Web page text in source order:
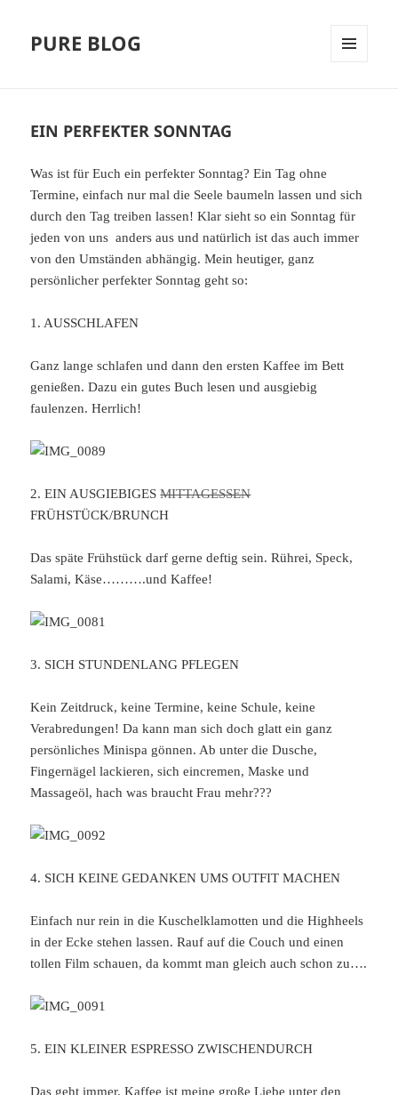
PURE BLOG
EIN PERFEKTER SONNTAG
Was ist für Euch ein perfekter Sonntag? Ein Tag ohne
Termine, einfach nur mal die Seele baumeln lassen und sich
durch den Tag treiben lassen! Klar sieht so ein Sonntag für
jeden von uns anders aus und natürlich ist das auch immer
von den Umständen abhängig. Mein heutiger, ganz
persönlicher perfekter Sonntag geht so:
1. AUSSCHLAFEN
Ganz lange schlafen und dann den ersten Kaffee im Bett
genießen. Dazu ein gutes Buch lesen und ausgiebig
faulenzen. Herrlich!
2. EIN AUSGIEBIGESMITTAGESSEN
FRÜHSTÜCK/BRUNCH
Das späte Frühstück darf gerne deftig sein. Rührei, Speck,
Salami, Käse……….und Kaffee!
3. SICH STUNDENLANG PFLEGEN
Kein Zeitdruck, keine Termine, keine Schule, keine
Verabredungen! Da kann man sich doch glatt ein ganz
persönliches Minispa gönnen. Ab unter die Dusche,
Fingernägel lackieren, sich eincremen, Maske und
Massageöl, hach was braucht Frau mehr???
4. SICH KEINE GEDANKEN UMS OUTFIT MACHEN
Einfach nur rein in die Kuschelklamotten und die Highheels
in der Ecke stehen lassen. Rauf auf die Couch und einen
tollen Film schauen, da kommt man gleich auch schon zu….
5. EIN KLEINER ESPRESSO ZWISCHENDURCH
Das geht immer. Kaffee ist meine große Liebe unter den